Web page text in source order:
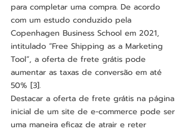
para completar uma compra. De acordo
com um estudo conduzido pela
Copenhagen Business School em 2021,
intitulado “Free Shipping as a Marketing
Tool”, a oferta de frete grátis pode
aumentar as taxas de conversão em até
50% [3].
Destacar a oferta de frete grátis na página
inicial de um site de e-commerce pode ser
uma maneira eficaz de atrair e reter